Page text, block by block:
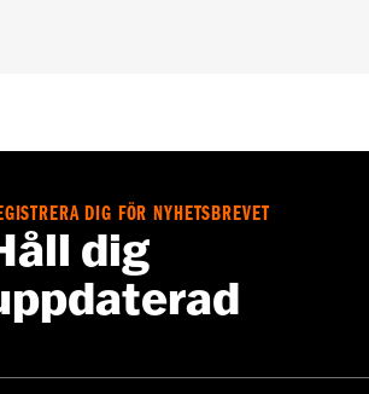
mounting hardware
warrantyfor full details
DIG FÖR NYHETSBREVET
dig